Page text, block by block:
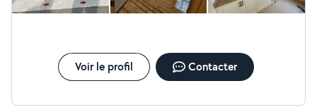
Voir le profil Contacter